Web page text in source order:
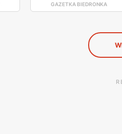
GAZETKA BIEDRONKA